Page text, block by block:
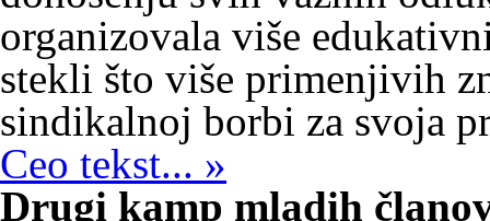
organizovala više
stekli što više primenjivih
sindikalnoj borbi za svoja
Ceo tekst... »
Drugi kamp mladih